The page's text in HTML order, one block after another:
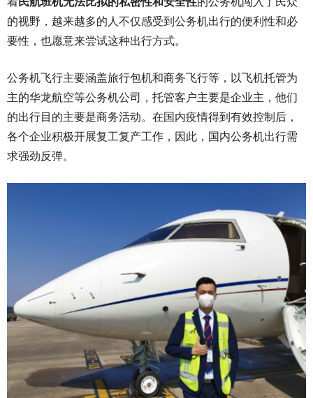
的视野，越来越多的人不仅感受到公务机出行的便利性和必
要性，也愿意来尝试这种出行方式。
公务机飞行主要涵盖旅行包机和商务飞行等，以飞机托管为
主的华龙航空等公务机公司，托管客户主要是企业主，他们
的出行目的主要是商务活动。在国内疫情得到有效控制后，
各个企业积极开展复工复产工作，因此，国内公务机出行需
求强劲反弹。